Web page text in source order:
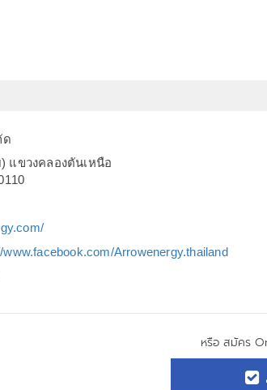
ด
แขวงคลองตันเหนือ
www.facebook.com/Arrowenergy.thailand
หรือ สมัคร